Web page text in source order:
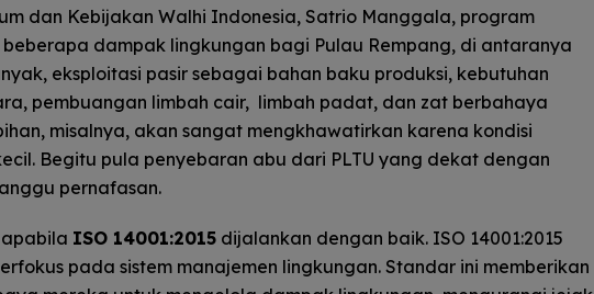
dan Kebijakan Walhi Indonesia, Satrio Manggala, program
dampak lingkungan bagi Pulau Rempang, di antaranya
eksploitasi pasir sebagai bahan baku produksi, kebutuhan
pembuangan limbah cair, limbah padat, dan zat berbahaya
misalnya, akan sangat mengkhawatirkan karena kondisi
Begitu pula penyebaran abu dari PLTU yang dekat dengan
pernafasan.
apabila ISO 14001:2015 dijalankan dengan baik. ISO 14001:2015
pada sistem manajemen lingkungan. Standar ini memberikan